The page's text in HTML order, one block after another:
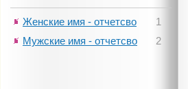
1
Женские имя - отчетсво
2
Мужские имя - отчетсво